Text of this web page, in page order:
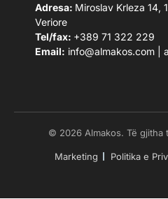
Adresa: Miroslav Krleza 14,
Veriore
Tel/fax: +389 71 322 229
Email: info@almakos.com
© 2026 Almakos. Të gjitha
Marketing Politika e